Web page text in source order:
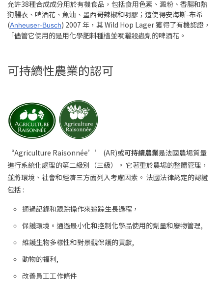
允許38種合成成分用於有機食品，包括食用色素、澱粉、香腸和熱
狗腸衣、啤酒花、魚油、墨西哥辣椒和明膠；這使得安海斯-布希
(Anheuser-Busch) 2007 年，其 Wild Hop Lager 獲得了有機認證，
「儘管它使用的是用化學肥料種植並噴灑殺蟲劑的啤酒花。
可持續性農業的認可
“Agriculture Raisonnée’’ (AR)或可持續農業是法國農場質量
進行系統化處理的第二級別（三級）。 它著重於農場的整體管理，
並將環境、社會和經濟三方面列入考慮因素。 法國法律認定的認證
包括 :
通過記錄和跟踪操作來追踪生長過程，
保護環境。通過最小化和控制化學品使用的劑量和廢物管理,
維護生物多樣性和對景觀保護的貢獻,
動物的福利,
改善員工工作條件